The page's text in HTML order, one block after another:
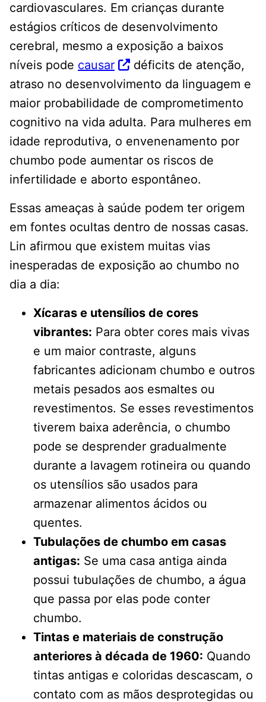
cardiovasculares. Em crianças durante
estágios críticos de desenvolvimento
cerebral, mesmo a exposição a baixos
níveis pode causar
déficits de atenção,
atraso no desenvolvimento da linguagem e
maior probabilidade de comprometimento
cognitivo na vida adulta. Para mulheres em
idade reprodutiva, o envenenamento por
chumbo pode aumentar os riscos de
infertilidade e aborto espontâneo.
Essas ameaças à saúde podem ter origem
em fontes ocultas dentro de nossas casas.
Lin afirmou que existem muitas vias
inesperadas de exposição ao chumbo no
dia a dia:
Xícaras e utensílios de cores
vibrantes: Para obter cores mais vivas
e um maior contraste, alguns
fabricantes adicionam chumbo e outros
metais pesados ​​aos esmaltes ou
revestimentos. Se esses revestimentos
tiverem baixa aderência, o chumbo
pode se desprender gradualmente
durante a lavagem rotineira ou quando
os utensílios são usados ​​para
armazenar alimentos ácidos ou
quentes.
Tubulações de chumbo em casas
antigas: Se uma casa antiga ainda
possui tubulações de chumbo, a água
que passa por elas pode conter
chumbo.
Tintas e materiais de construção
anteriores à década de 1960: Quando
tintas antigas e coloridas descascam, o
contato com as mãos desprotegidas ou